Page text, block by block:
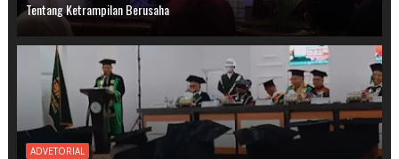
Tentang Ketrampilan Berusaha
ADVETORIAL